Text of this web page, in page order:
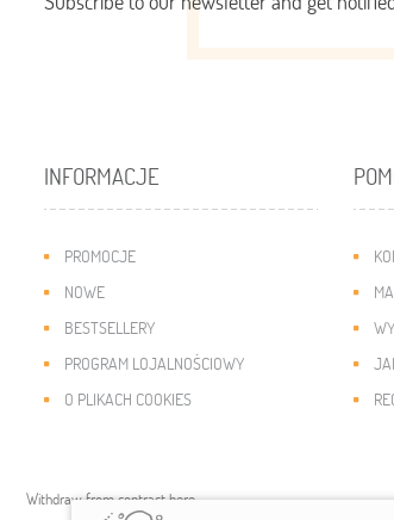
INFORMACJE
PROMOCJE
NOWE
BESTSELLERY
PROGRAM LOJALNOŚCIOWY
O PLIKACH COOKIES
Withdraw from contract here